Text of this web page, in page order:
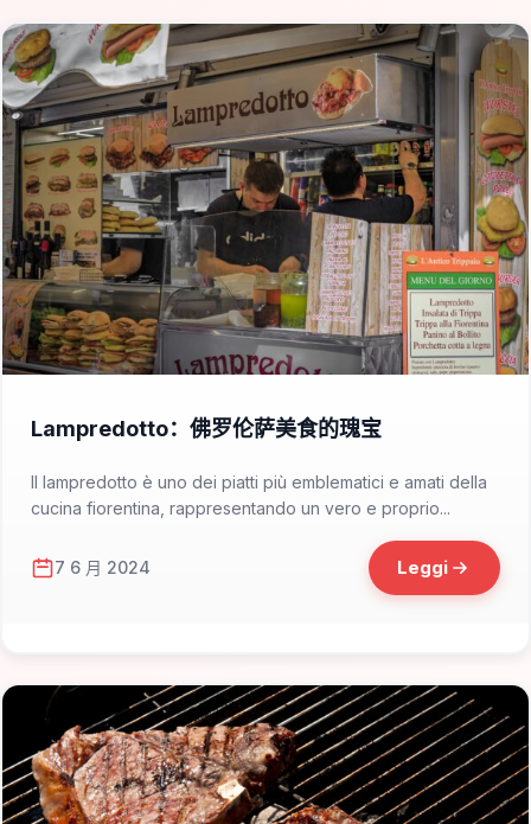
Lampredotto：佛罗伦萨美食的瑰宝
Il lampredotto è uno dei piatti più emblematici e amati della
cucina fiorentina, rappresentando un vero e proprio...
7 6 月 2024 Leggi